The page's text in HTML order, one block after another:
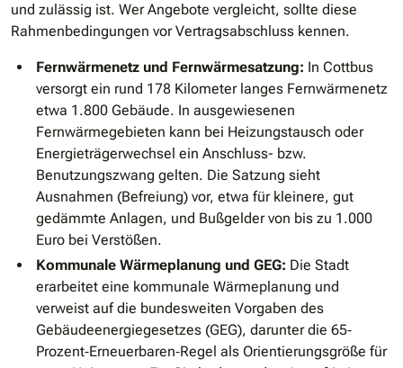
und zulässig ist. Wer Angebote vergleicht, sollte diese
Rahmenbedingungen vor Vertragsabschluss kennen.
Fernwärmenetz und Fernwärmesatzung: In Cottbus
versorgt ein rund 178 Kilometer langes Fernwärmenetz
etwa 1.800 Gebäude. In ausgewiesenen
Fernwärmegebieten kann bei Heizungstausch oder
Energie­trägerwechsel ein Anschluss- bzw.
Benutzungszwang gelten. Die Satzung sieht
Ausnahmen (Befreiung) vor, etwa für kleinere, gut
gedämmte Anlagen, und Bußgelder von bis zu 1.000
Euro bei Verstößen.
Kommunale Wärmeplanung und GEG: Die Stadt
erarbeitet eine kommunale Wärmeplanung und
verweist auf die bundesweiten Vorgaben des
Gebäudeenergiegesetzes (GEG), darunter die 65‐
Prozent‐Erneuerbaren‐Regel als Orientierungsgröße für